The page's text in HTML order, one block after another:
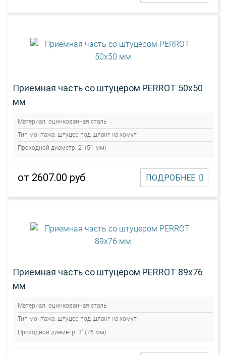
Приемная часть со штуцером PERROT 50х50
мм
Материал: оцинкованная сталь
Тип монтажа: штуцер под шланг на хомут
Проходной диаметр: 2" (51 мм)
от 2607.00 руб ПОДРОБНЕЕ
Приемная часть со штуцером PERROT 89х76
мм
Материал: оцинкованная сталь
Тип монтажа: штуцер под шланг на хомут
Проходной диаметр: 3" (76 мм)